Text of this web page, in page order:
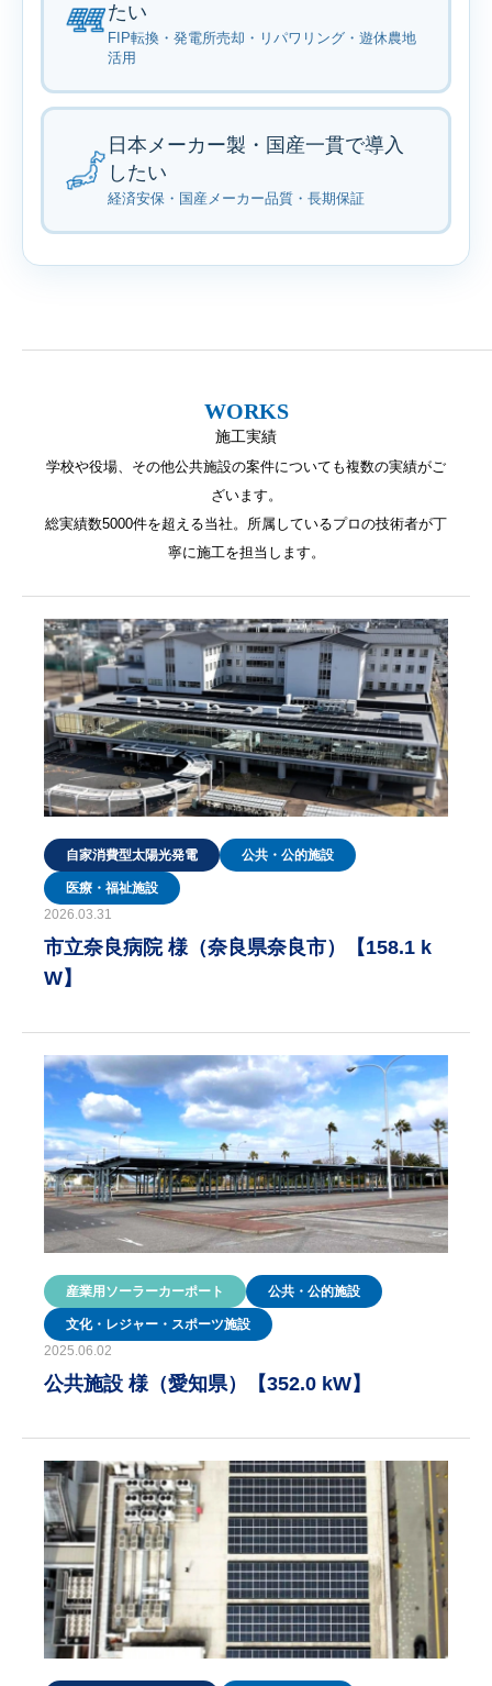
たい
FIP転換・発電所売却・リパワリング・遊休農地
活用
日本メーカー製・国産一貫で導入
したい
経済安保・国産メーカー品質・長期保証
WORKS
施工実績
学校や役場、その他公共施設の案件についても複数の実績がご
ざいます。
総実績数5000件を超える当社。所属しているプロの技術者が丁
寧に施工を担当します。
自家消費型太陽光発電 公共・公的施設
医療・福祉施設
2026.03.31
市立奈良病院 様（奈良県奈良市）【158.1 k
W】
産業用ソーラーカーポート 公共・公的施設
文化・レジャー・スポーツ施設
2025.06.02
公共施設 様（愛知県）【352.0 kW】